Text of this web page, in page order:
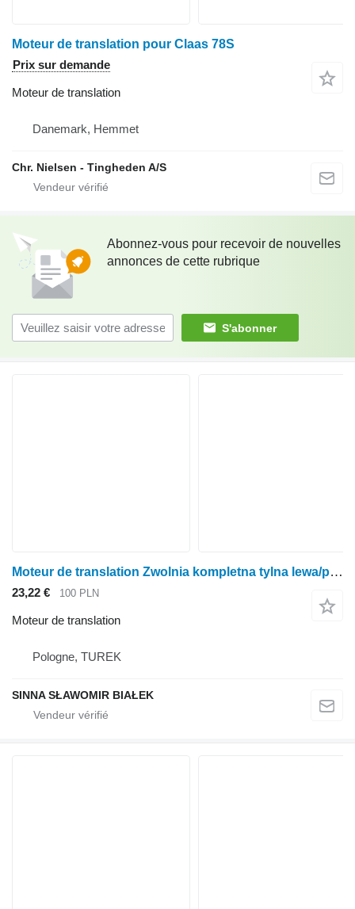
Moteur de translation pour Claas 78S
Prix sur demande
Moteur de translation
Danemark, Hemmet
Chr. Nielsen - Tingheden A/S
Abonnez-vous pour recevoir de nouvelles
annonces de cette rubrique
S'abonner
Moteur de translation Zwolnia kompletna tylna lewa/prawa Claas Arion / Massey Ferguson pour tracteur à roues Claas Arion / Massey Ferguson
23,22 € 100 PLN
Moteur de translation
Pologne, TUREK
SINNA SŁAWOMIR BIAŁEK